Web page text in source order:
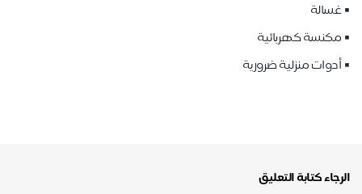
▪️ غسالة
▪️ مكنسة كهربائية
▪️ أدوات منزلية ضرورية
الرجاء كتابة التعليق